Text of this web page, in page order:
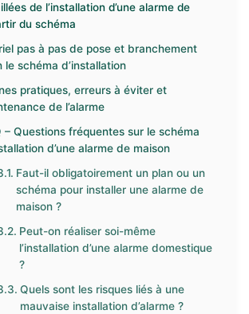
de l’installation d’une alarme de
du schéma
pas à pas de pose et branchement
le schéma d’installation
pratiques, erreurs à éviter et
de l’alarme
– Questions fréquentes sur le schéma
d’une alarme de maison
Faut-il obligatoirement un plan ou un
schéma pour installer une alarme de
maison ?
Peut-on réaliser soi-même
l’installation d’une alarme domestique
?
Quels sont les risques liés à une
mauvaise installation d’alarme ?